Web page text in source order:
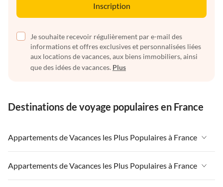
Inscription
Je souhaite recevoir régulièrement par e-mail des
informations et offres exclusives et personnalisées liées
aux locations de vacances, aux biens immobiliers, ainsi
que des idées de vacances. Plus
Destinations de voyage populaires en France
Appartements de Vacances les Plus Populaires à France
Appartements de Vacances à France
Appartements de Vacances à Paris-Ile de France
Appartements de Vacances les Plus Populaires à France